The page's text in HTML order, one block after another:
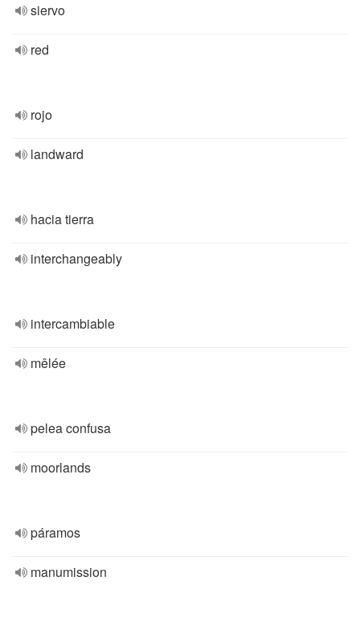
siervo
red
rojo
landward
hacia tierra
interchangeably
intercambiable
mêlée
pelea confusa
moorlands
páramos
manumission